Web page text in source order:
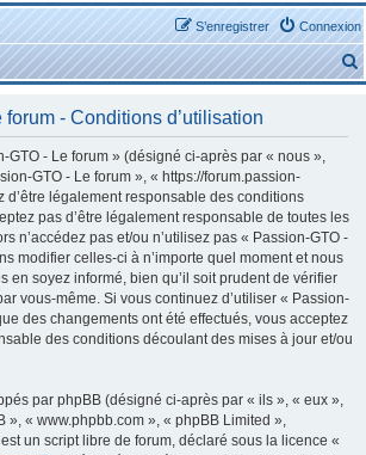
Connexion
S’enregistrer
e
forum - Conditions d’utilisation
GTO - Le forum » (désigné ci-après par « nous »,
GTO - Le forum », « https://forum.passion-
d’être légalement responsable des conditions
pas d’être légalement responsable de toutes les
n’accédez pas et/ou n’utilisez pas « Passion-GTO -
modifier celles-ci à n’importe quel moment et nous
en soyez informé, bien qu’il soit prudent de vérifier
vous-même. Si vous continuez d’utiliser « Passion-
des changements ont été effectués, vous acceptez
des conditions découlant des mises à jour et/ou
par phpBB (désigné ci-après par « ils », « eux »,
», « www.phpbb.com », « phpBB Limited »,
un script libre de forum, déclaré sous la licence «